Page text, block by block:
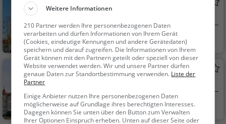
Ruhstorf a.d.Rott
Familie & Kinder,
Sehenswürdigkeit
Kloster Tettenweis
Tettenweis
Familie & Kinder,
Sehenswürdigkeit
Weitere Informationen
210 Partner werden Ihre personenbezogenen Daten
verarbeiten und dürfen Informationen von Ihrem Gerät
(Cookies, eindeutige Kennungen und andere Gerätedaten)
speichern und darauf zugreifen. Die Informationen von Ihrem
Gerät können mit den Partnern geteilt oder speziell von dieser
Website verwendet werden. Wir und unsere Partner dürfen
genaue Daten zur Standortbestimmung verwenden. Liste der
Partner
Einige Anbieter nutzen Ihre personenbezogenen Daten
möglicherweise auf Grundlage ihres berechtigten Interesses.
Dagegen können Sie unten über den Button zum Verwalten
Ihrer Optionen Einspruch erheben. Unten auf dieser Seite oder